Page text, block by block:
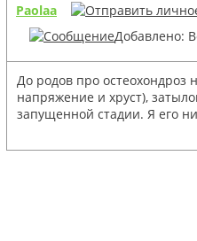
Paolaa
Добавлено:
До родов про
напряжение и хруст),
запущенной стадии. Я его